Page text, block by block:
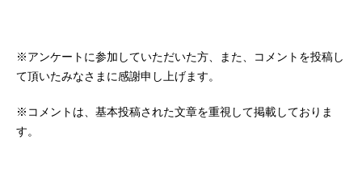
※アンケートに参加していただいた方、また、コメントを投稿し
て頂いたみなさまに感謝申し上げます。
※コメントは、基本投稿された文章を重視して掲載しておりま
す。